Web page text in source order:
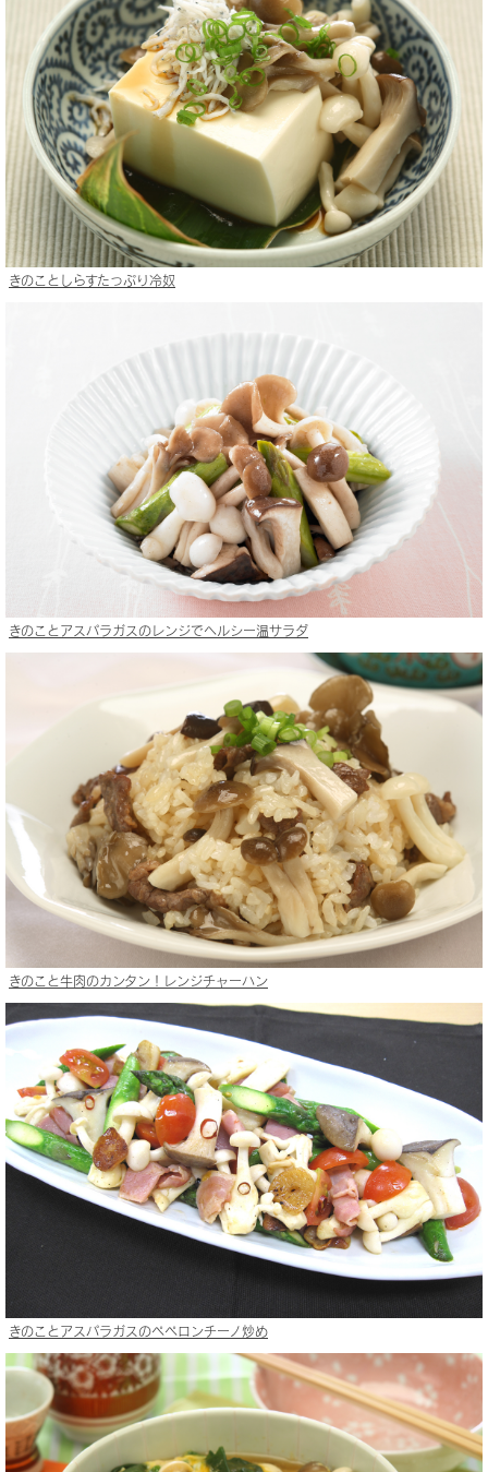
きのことしらすたっぷり冷奴
きのことアスパラガスのレンジでヘルシー温サラダ
きのこと牛肉のカンタン！レンジチャーハン
きのことアスパラガスのペペロンチーノ炒め